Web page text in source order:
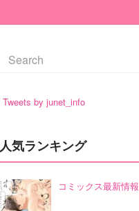
Tweets by junet_info
人気ランキング
コミックス最新情報